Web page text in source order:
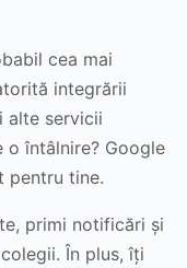
cea mai
integrării
alte servicii
o întâlnire? Google
pentru tine.
primi notificări și
În plus, îți